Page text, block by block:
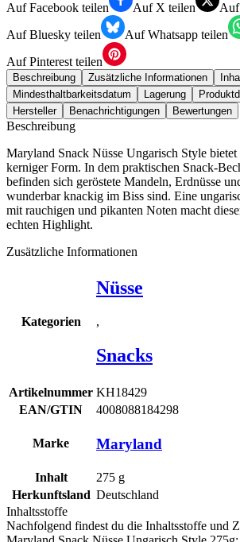
Auf Facebook teilen
Auf X teilen
Auf
Auf Bluesky teilen
Auf Whatsapp teilen
Auf Pinterest teilen
Beschreibung Zusätzliche Informationen
Mindesthaltbarkeitsdatum
Lagerung
Hersteller
Benachrichtigungen Bewertungen
Beschreibung
Maryland Snack Nüsse Ungarisch Style bietet
kerniger Form. In dem praktischen Snack-
befinden sich geröstete Mandeln, Erdnüsse
wunderbar knackig im Biss sind. Eine
mit rauchigen und pikanten Noten macht
echten Highlight.
Zusätzliche Informationen
Kategorien
Nüsse
,
Snacks
Artikelnummer KH18429
EAN/GTIN
4008088184298
Marke Maryland
Inhalt 275 g
Herkunftsland Deutschland
Inhaltsstoffe
Nachfolgend findest du die Inhaltsstoffe und